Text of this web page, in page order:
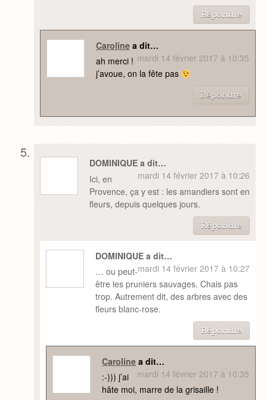
Répondre
Carolinea dit…
mardi 14 février 2017 à 10:35
ah merci !
j’avoue, on la fête pas
Répondre
DOMINIQUE a dit…
mardi 14 février 2017 à 10:26
Ici, en
Provence, ça y est : les amandiers sont en
fleurs, depuis quelques jours.
Répondre
DOMINIQUE a dit…
mardi 14 février 2017 à 10:27
… ou peut-
être les pruniers sauvages. Chais pas
trop. Autrement dit, des arbres avec des
fleurs blanc-rose.
Répondre
Carolinea dit…
mardi 14 février 2017 à 10:35
:-))) j’ai
hâte moi, marre de la grisaille !